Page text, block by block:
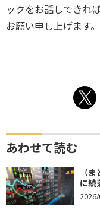
ックをお話しできれ
お願い申し上げます。
あわせて読む
（
に続